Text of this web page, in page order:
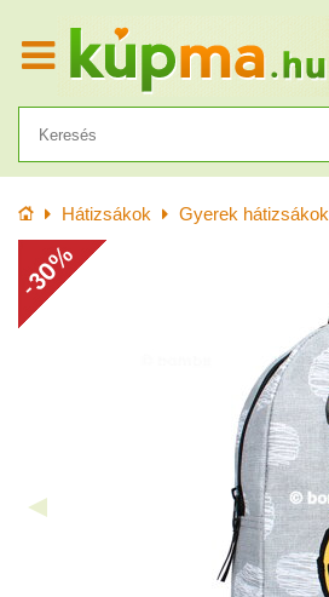
KezdőlapHátizsákok Gyerek hátizsákok